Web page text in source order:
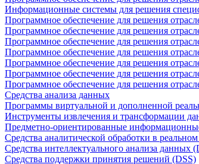
Информационные системы для решения
Программное обеспечение для решения
Программное обеспечение для решения
Программное обеспечение для решения
Программное обеспечение для решения
Программное обеспечение для решения
Программное обеспечение для решения
Программное обеспечение для решения
Средства анализа данных
Программы виртуальной и дополненной
Инструменты извлечения и трансформации
Предметно-ориентированные
Средства аналитической обработки в
Средства интеллектуального анализа данных
Средства поддержки принятия решений (DSS)